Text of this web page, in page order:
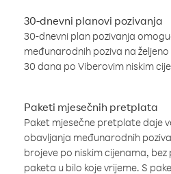
30-dnevni planovi pozivanja
30-dnevni plan pozivanja
međunarodnih poziva na
30 dana po Viberovim niskim
Paketi mjesečnih pretplata
Paket mjesečne pretplate daje
obavljanja međunarodnih
brojeve po niskim cijenama,
paketa u bilo koje vrijeme. S